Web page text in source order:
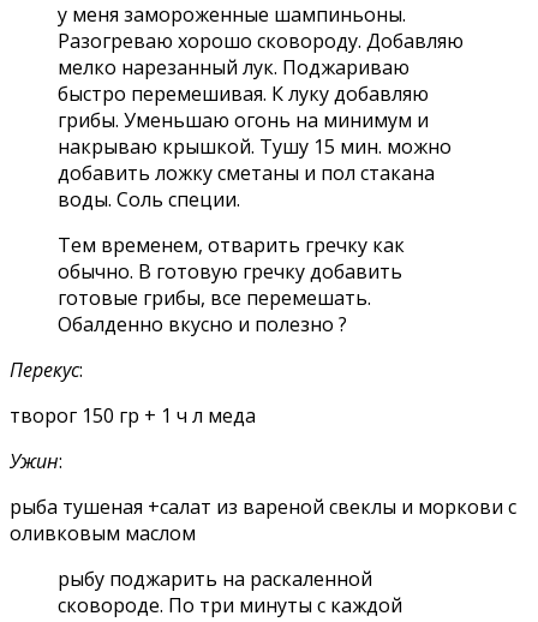
у меня замороженные шампиньоны.
Разогреваю хорошо сковороду. Добавляю
мелко нарезанный лук. Поджариваю
быстро перемешивая. К луку добавляю
грибы. Уменьшаю огонь на минимум и
накрываю крышкой. Тушу 15 мин. можно
добавить ложку сметаны и пол стакана
воды. Соль специи.
Тем временем, отварить гречку как
обычно. В готовую гречку добавить
готовые грибы, все перемешать.
Обалденно вкусно и полезно ?
Перекус:
творог 150 гр + 1 ч л меда
Ужин:
рыба тушеная +салат из вареной свеклы и моркови с
оливковым маслом
рыбу поджарить на раскаленной
сковороде. По три минуты с каждой